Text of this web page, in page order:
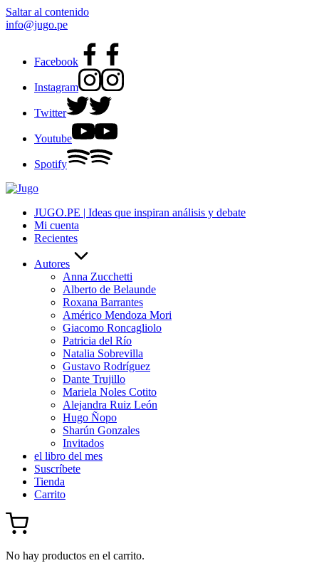
Saltar al contenido
info@jugo.pe
Facebook
Instagram
Twitter
Youtube
Spotify
JUGO.PE | Ideas que inspiran análisis y debate
Mi cuenta
Recientes
Autores
Anna Zucchetti
Alberto de Belaunde
Roxana Barrantes
Américo Mendoza Mori
Giacomo Roncagliolo
Patricia del Río
Natalia Sobrevilla
Gustavo Rodríguez
Dante Trujillo
Mariela Noles Cotito
Alejandra Ruiz León
Hugo Ñopo
Sharún Gonzales
Invitados
el libro del mes
Suscríbete
Tienda
Carrito
No hay productos en el carrito.